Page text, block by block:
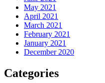
May 2021
April 2021
March 2021
February 2021
January 2021
December 2020
Categories